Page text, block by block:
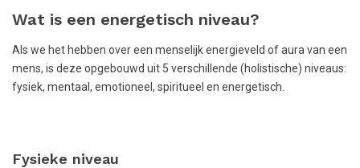
Wat is een energetisch niveau?
Als we het hebben over een menselijk energieveld of aura van een
mens, is deze opgebouwd uit 5 verschillende (holistische) niveaus:
fysiek, mentaal, emotioneel, spiritueel en energetisch.
Fysieke niveau